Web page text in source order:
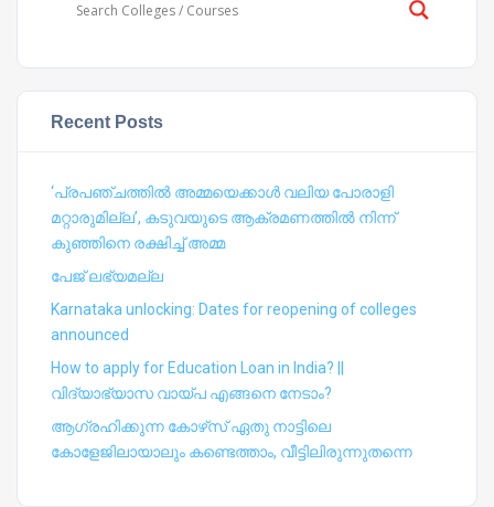
Recent Posts
‘പ്രപഞ്ചത്തില്‍ അമ്മയെക്കാള്‍ വലിയ പോരാളി
മറ്റാരുമില്ല’, കടുവയുടെ ആക്രമണത്തില്‍ നിന്ന്
കുഞ്ഞിനെ രക്ഷിച്ച് അമ്മ
പേജ് ലഭ്യമല്ല
Karnataka unlocking: Dates for reopening of colleges
announced
How to apply for Education Loan in India? ||
വിദ്യാഭ്യാസ വായ്പ എങ്ങനെ നേടാം?
ആഗ്രഹിക്കുന്ന കോഴ്‍സ് ഏതു നാട്ടിലെ
കോളേജിലായാലും കണ്ടെത്താം, വീട്ടിലിരുന്നുതന്നെ